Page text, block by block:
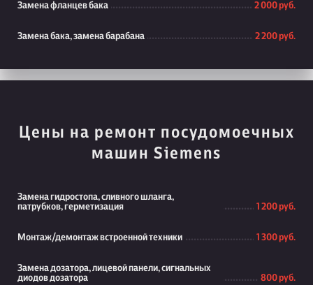
Замена фланцев бака 2 000 руб.
Замена бака, замена барабана 2 200 руб.
Цены на ремонт посудомоечных
машин Siemens
Замена гидростопа, сливного шланга,
патрубков, герметизация
1 200 руб.
Монтаж/демонтаж встроенной техники 1 300 руб.
Замена дозатора, лицевой панели, сигнальных
диодов дозатора
800 руб.